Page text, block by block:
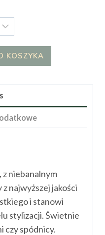
KOSZYKA
niebanalnym
najwyższej jakości
i stanowi
stylizacji. Świetnie
czy spódnicy.